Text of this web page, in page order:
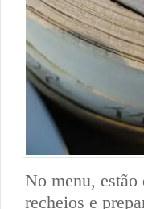
No menu,
recheios e